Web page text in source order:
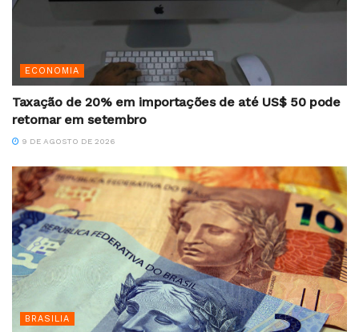
ECONOMIA
Taxação de 20% em importações de até US$ 50 pode
retornar em setembro
9 DE AGOSTO DE 2026
BRASILIA